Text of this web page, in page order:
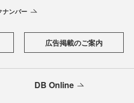
ナンバー
広告掲載のご案内
DB Online